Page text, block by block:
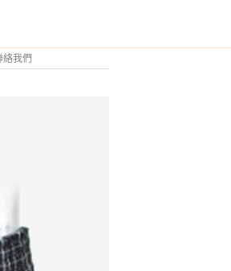
絡我們